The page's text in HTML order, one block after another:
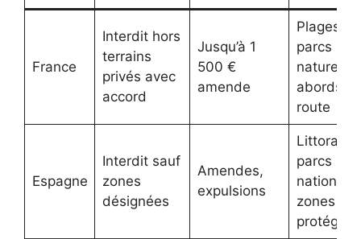
France
Interdit hors
terrains
privés avec
accord
Jusqu’à 1
500 €
amende
Plages,
parcs
naturels,
abords
route
Espagne
Interdit sauf
zones
désignées
Amendes,
expulsions
Littoral,
parcs
zones
protégées